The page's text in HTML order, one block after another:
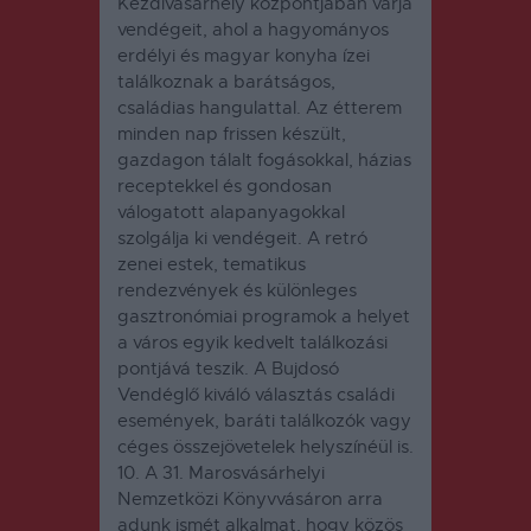
vendégeit, ahol a hagyományos
erdélyi és magyar konyha ízei
találkoznak a barátságos,
családias hangulattal. Az étterem
minden nap frissen készült,
gazdagon tálalt fogásokkal, házias
receptekkel és gondosan
válogatott alapanyagokkal
szolgálja ki vendégeit. A retró
zenei estek, tematikus
rendezvények és különleges
gasztronómiai programok a helyet
a város egyik kedvelt találkozási
pontjává teszik. A Bujdosó
Vendéglő kiváló választás családi
események, baráti találkozók vagy
céges összejövetelek helyszínéül is.
10. A 31. Marosvásárhelyi
Nemzetközi Könyvvásáron arra
adunk ismét alkalmat, hogy közös